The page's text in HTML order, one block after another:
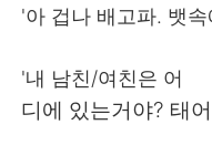
English
'아 겁나 배고파. 뱃
'내 남친/여친은 어
디에 있는거야? 태